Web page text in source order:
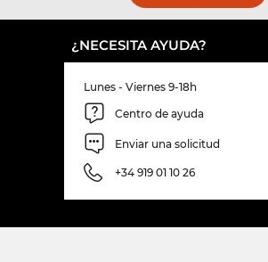
¿NECESITA AYUDA?
Lunes - Viernes 9-18h
Centro de ayuda
Enviar una solicitud
+34 919 01 10 26